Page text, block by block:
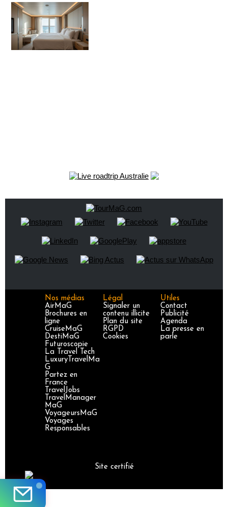
Nos médias
AirMaG
Brochures en
ligne
CruiseMaG
DestiMaG
Futuroscopie
La Travel Tech
LuxuryTravelMa
G
Partez en
France
TravelJobs
TravelManager
MaG
VoyageursMaG
Voyages
Responsables
Légal
Signaler un
contenu illicite
Plan du site
RGPD
Cookies
Utiles
Contact
Publicité
Agenda
La presse en
parle
Site certifié